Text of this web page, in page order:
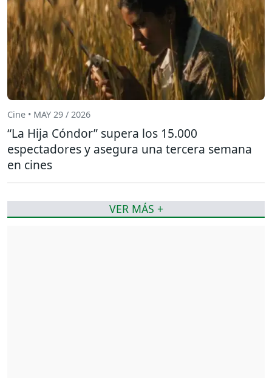
Cine • MAY 29 / 2026
“La Hija Cóndor” supera los 15.000
espectadores y asegura una tercera semana
en cines
VER MÁS +